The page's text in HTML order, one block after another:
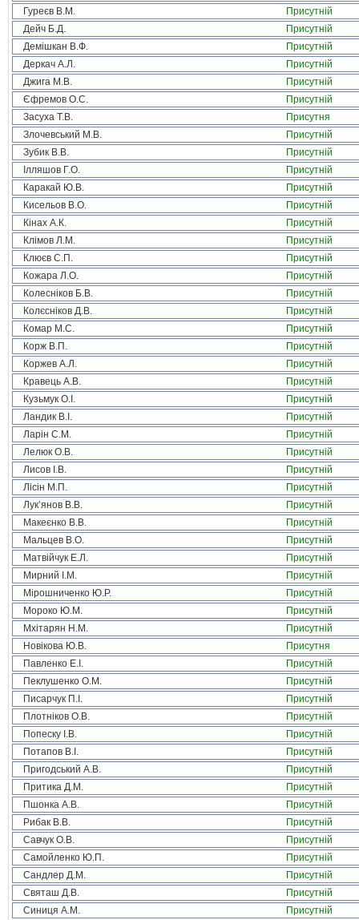
Гуреєв В.М.
Присутній
Дейч Б.Д.
Присутній
Демішкан В.Ф.
Присутній
Деркач А.Л.
Присутній
Джига М.В.
Присутній
Єфремов О.С.
Присутній
Засуха Т.В.
Присутня
Злочевський М.В.
Присутній
Зубик В.В.
Присутній
Ілляшов Г.О.
Присутній
Каракай Ю.В.
Присутній
Кисельов В.О.
Присутній
Кінах А.К.
Присутній
Клімов Л.М.
Присутній
Клюєв С.П.
Присутній
Кожара Л.О.
Присутній
Колесніков Б.В.
Присутній
Колєсніков Д.В.
Присутній
Комар М.С.
Присутній
Корж В.П.
Присутній
Коржев А.Л.
Присутній
Кравець А.В.
Присутній
Кузьмук О.І.
Присутній
Ландик В.І.
Присутній
Ларін С.М.
Присутній
Лелюк О.В.
Присутній
Лисов І.В.
Присутній
Лісін М.П.
Присутній
Лук’янов В.В.
Присутній
Макеєнко В.В.
Присутній
Мальцев В.О.
Присутній
Матвійчук Е.Л.
Присутній
Мирний І.М.
Присутній
Мірошниченко Ю.Р.
Присутній
Мороко Ю.М.
Присутній
Мхітарян Н.М.
Присутній
Новікова Ю.В.
Присутня
Павленко Е.І.
Присутній
Пеклушенко О.М.
Присутній
Писарчук П.І.
Присутній
Плотніков О.В.
Присутній
Попеску І.В.
Присутній
Потапов В.І.
Присутній
Пригодський А.В.
Присутній
Притика Д.М.
Присутній
Пшонка А.В.
Присутній
Рибак В.В.
Присутній
Савчук О.В.
Присутній
Самойленко Ю.П.
Присутній
Сандлер Д.М.
Присутній
Святаш Д.В.
Присутній
Синиця А.М.
Присутній